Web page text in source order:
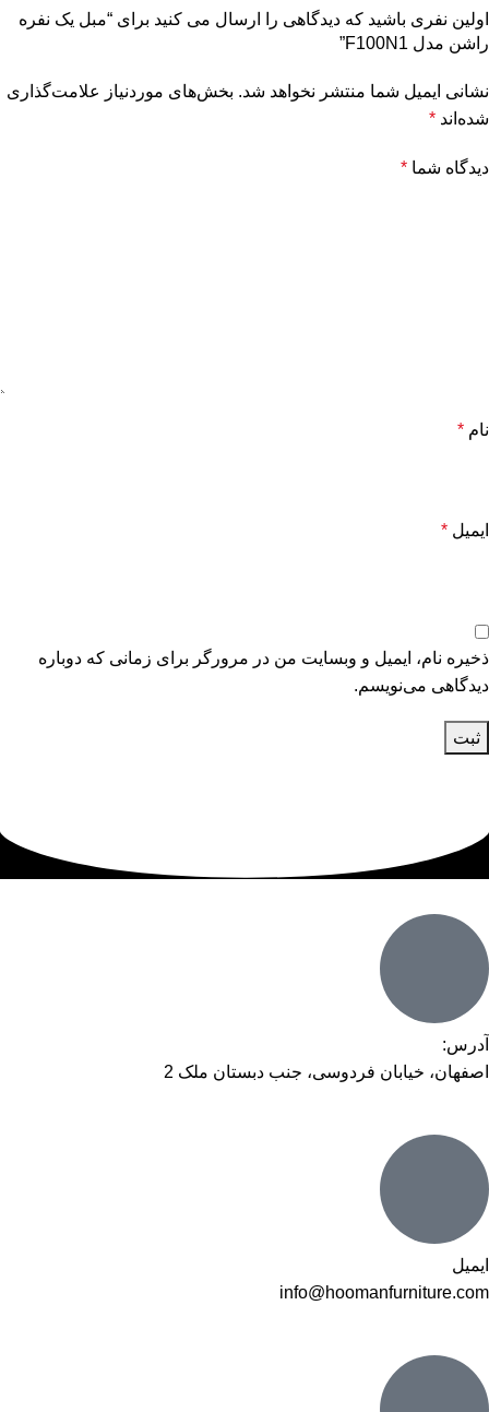
اولین نفری باشید که دیدگاهی را ارسال می کنید برای “مبل یک نفره
راشن مدل F100N1”
نشانی ایمیل شما منتشر نخواهد شد. بخش‌های موردنیاز علامت‌گذاری
شده‌اند *
دیدگاه شما *
نام *
ایمیل *
ذخیره نام، ایمیل و وبسایت من در مرورگر برای زمانی که دوباره
دیدگاهی می‌نویسم.
آدرس:
اصفهان، خیابان فردوسی، جنب دبستان ملک 2
ایمیل
info@hoomanfurniture.com